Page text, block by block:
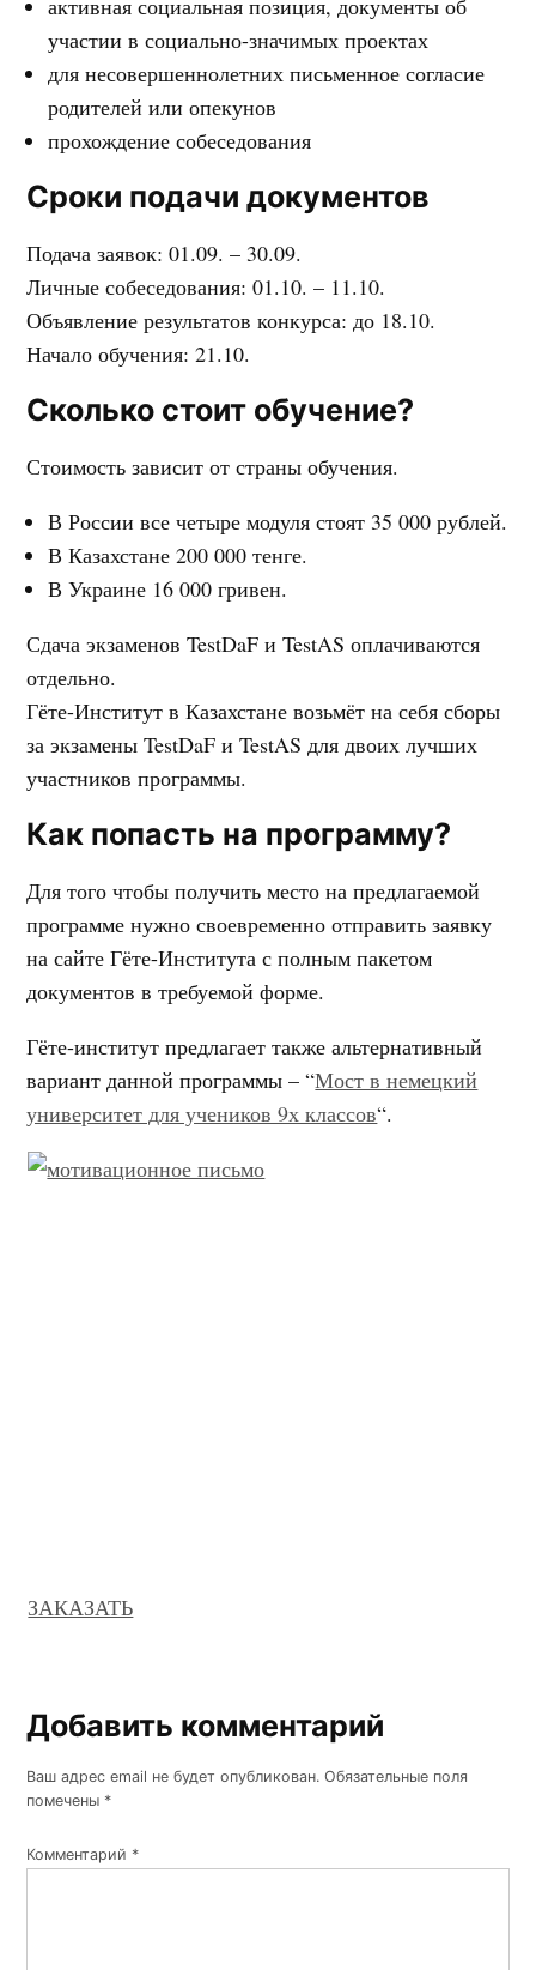
активная социальная позиция, документы об
участии в социально-значимых проектах
для несовершеннолетних письменное согласие
родителей или опекунов
прохождение собеседования
Сроки подачи документов
Подача заявок: 01.09. – 30.09.
Личные собеседования: 01.10. – 11.10.
Объявление результатов конкурса: до 18.10.
Начало обучения: 21.10.
Сколько стоит обучение?
Стоимость зависит от страны обучения.
В России все четыре модуля стоят 35 000 рублей.
В Казахстане 200 000 тенге.
В Украине 16 000 гривен.
Сдача экзаменов TestDaF и TestAS оплачиваются
отдельно.
Гёте-Институт в Казахстане возьмёт на себя сборы
за экзамены TestDaF и TestAS для двоих лучших
участников программы.
Как попасть на программу?
Для того чтобы получить место на предлагаемой
программе нужно своевременно отправить заявку
на сайте Гёте-Института с полным пакетом
документов в требуемой форме.
Гёте-институт предлагает также альтернативный
вариант данной программы – “Мост в немецкий
университет для учеников 9х классов“.
ЗАКАЗАТЬ
Добавить комментарий
Ваш адрес email не будет опубликован. Обязательные поля
помечены *
Комментарий *